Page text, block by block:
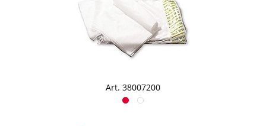
Art. 38007200